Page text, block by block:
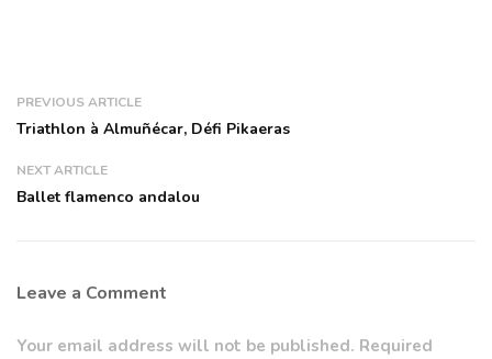
PREVIOUS ARTICLE
Triathlon à Almuñécar, Défi Pikaeras
NEXT ARTICLE
Ballet flamenco andalou
Leave a Comment
Your email address will not be published. Required